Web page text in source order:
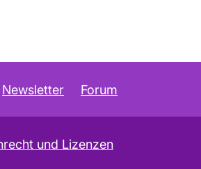
Newsletter Forum
und Lizenzen